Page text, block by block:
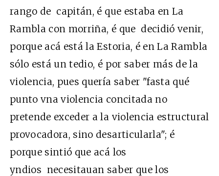
rango de capitán, é que estaba en La
Rambla con morriña, é que decidió venir,
porque acá está la Estoria, é en La Rambla
sólo está un tedio, é por saber más de la
violencia, pues quería saber "fasta qué
punto vna violencia concitada no
pretende exceder a la violencia estructural
provocadora, sino desarticularla"; é
porque sintió que acá los
yndios necesitauan saber que los